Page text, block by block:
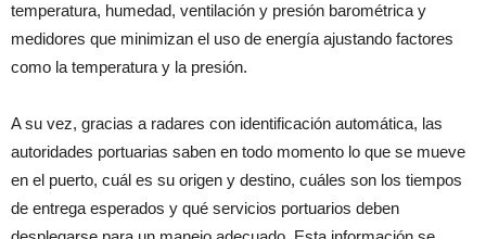
temperatura, humedad, ventilación y presión barométrica y
medidores que minimizan el uso de energía ajustando factores
como la temperatura y la presión.
A su vez, gracias a radares con identificación automática, las
autoridades portuarias saben en todo momento lo que se mueve
en el puerto, cuál es su origen y destino, cuáles son los tiempos
de entrega esperados y qué servicios portuarios deben